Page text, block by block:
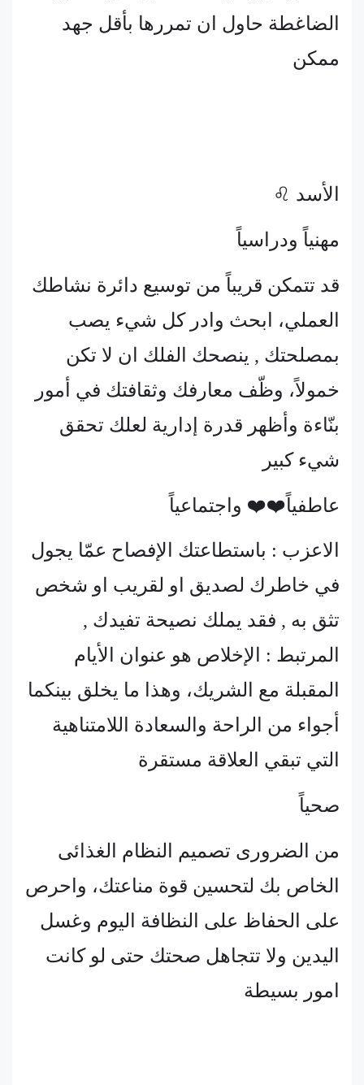
الضاغطة حاول ان تمررها بأقل جهد
ممكن
الأسد ♌
مهنياً ودراسياً
قد تتمكن قريباً من توسيع دائرة نشاطك
العملي، ابحث وادر كل شيء يصب
بمصلحتك , ينصحك الفلك ان لا تكن
خمولاً، وظّف معارفك وثقافتك في أمور
بنّاءة وأظهر قدرة إدارية لعلك تحقق
شيء كبير
عاطفياً❤️❤️ واجتماعياً
الاعزب : باستطاعتك الإفصاح عمّا يجول
في خاطرك لصديق او لقريب او شخص
تثق به , فقد يملك نصيحة تفيدك ,
المرتبط : الإخلاص هو عنوان الأيام
المقبلة مع الشريك، وهذا ما يخلق بينكما
أجواء من الراحة والسعادة اللامتناهية
التي تبقي العلاقة مستقرة
صحياً
من الضرورى تصميم النظام الغذائى
الخاص بك لتحسين قوة مناعتك، واحرص
على الحفاظ على النظافة اليوم وغسل
اليدين ولا تتجاهل صحتك حتى لو كانت
امور بسيطة